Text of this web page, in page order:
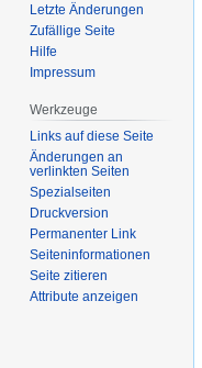
Letzte Änderungen
Zufällige Seite
Hilfe
Impressum
Werkzeuge
Links auf diese Seite
Änderungen an
verlinkten Seiten
Spezialseiten
Druckversion
Permanenter Link
Seiten­­informationen
Seite zitieren
Attribute anzeigen